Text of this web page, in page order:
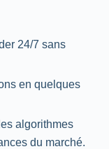
24/7 sans
en quelques
algorithmes
du marché.